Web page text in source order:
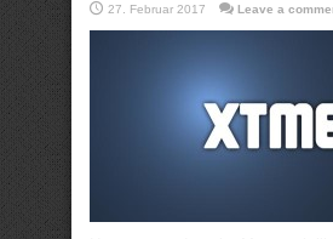
27. Februar 2017 Leave a